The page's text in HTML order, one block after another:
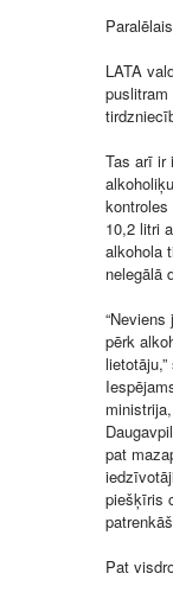
LATA
Tas arī ir
10,2 litri
alkohola
nelegālā
pērk
pat
piešķīris
Pat